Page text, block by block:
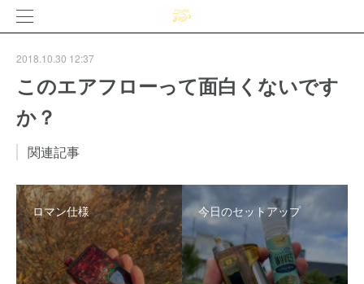
2018.10.30 12:37
このエアフローって面白くないです
か？
関連記事
ロマン仕様 今日のセットアップ